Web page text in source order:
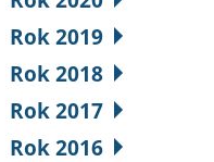
Rok 2019
Rok 2018
Rok 2017
Rok 2016